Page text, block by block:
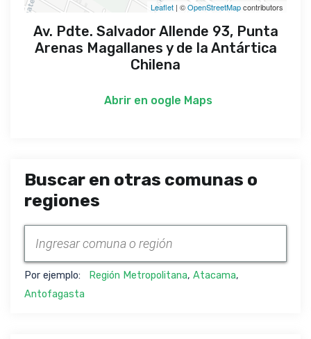
Leaflet | ©OpenStreetMapcontributors
Av. Pdte. Salvador Allende 93, Punta
Arenas Magallanes y de la Antártica
Chilena
Abrir en oogle Maps
Buscar en otras comunas o
regiones
Por ejemplo: Región Metropolitana, Atacama,
Antofagasta